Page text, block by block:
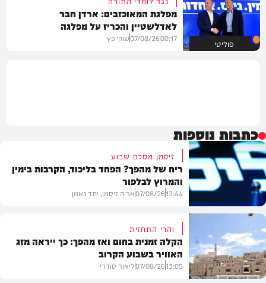
פוליטי
מפלגת המאוכזבים: ארדן חבר
לאדלשטיין והכריז על מפלגה
00:17
07/08/26שוקי כץ
כתבות נוספות
פוליטי
זיסמן מסכם שבוע
ריח של מהפך? הפחד בליכוד, הקרבות בימין
והמרוץ לבלפור
13:44
07/08/26אריה זיסמן, יתד נאמן
והרי התחזית
הקלה זמנית בחום ואז מהפך: כך ייראה מזג
האוויר בשבוע הקרוב
13:05
07/08/26ליאור סודרי